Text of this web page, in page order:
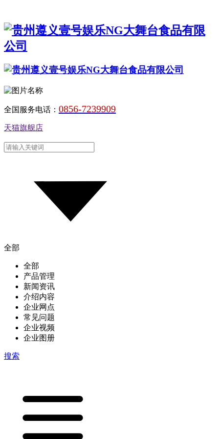
全国服务电话： 0856-7239909
天猫旗舰店
全部
全部
产品管理
新闻资讯
介绍内容
企业网点
常见问题
企业视频
企业图册
搜索